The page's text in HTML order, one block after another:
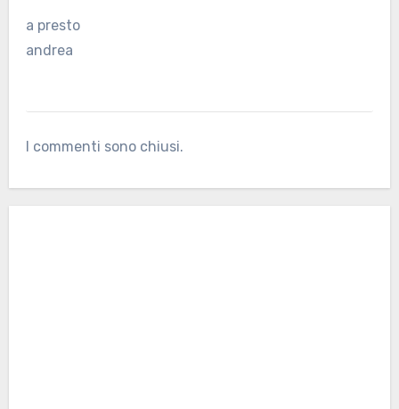
a presto
andrea
I commenti sono chiusi.